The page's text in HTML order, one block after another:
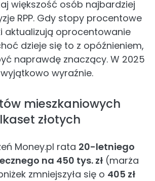
większość osób najbardziej
RPP. Gdy stopy procentowe
aktualizują oprocentowanie
dzieje się to z opóźnieniem,
naprawdę znaczący. W 2025
wyraźnie.
mieszkaniowych
złotych
Money.pl rata 20-letniego
na 450 tys. zł (marża
zmniejszyła się o 405 zł